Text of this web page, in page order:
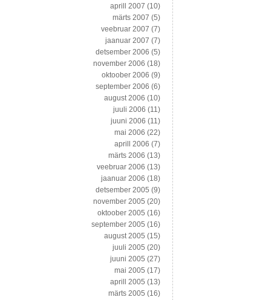
aprill 2007 (10)
märts 2007 (5)
veebruar 2007 (7)
jaanuar 2007 (7)
detsember 2006 (5)
november 2006 (18)
oktoober 2006 (9)
september 2006 (6)
august 2006 (10)
juuli 2006 (11)
juuni 2006 (11)
mai 2006 (22)
aprill 2006 (7)
märts 2006 (13)
veebruar 2006 (13)
jaanuar 2006 (18)
detsember 2005 (9)
november 2005 (20)
oktoober 2005 (16)
september 2005 (16)
august 2005 (15)
juuli 2005 (20)
juuni 2005 (27)
mai 2005 (17)
aprill 2005 (13)
märts 2005 (16)